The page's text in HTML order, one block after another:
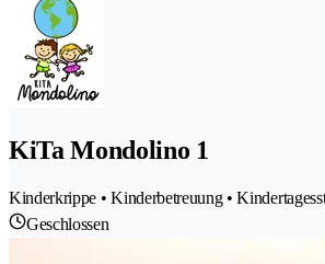
KiTa Mondolino 1
Kinderkrippe • Kinderbetreuung •
Geschlossen